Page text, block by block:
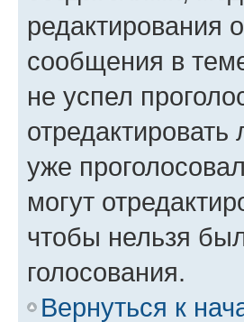
редактирования
сообщения в
не успел
уже
могут
чтобы нельзя
голосования.
Вернуться к